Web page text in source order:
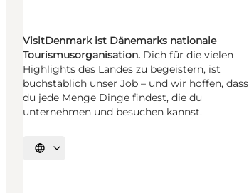
VisitDenmark ist Dänemarks nationale
Tourismusorganisation. Dich für die vielen
Highlights des Landes zu begeistern, ist
buchstäblich unser Job – und wir hoffen, dass
du jede Menge Dinge findest, die du
unternehmen und besuchen kannst.
Sprache auswählen